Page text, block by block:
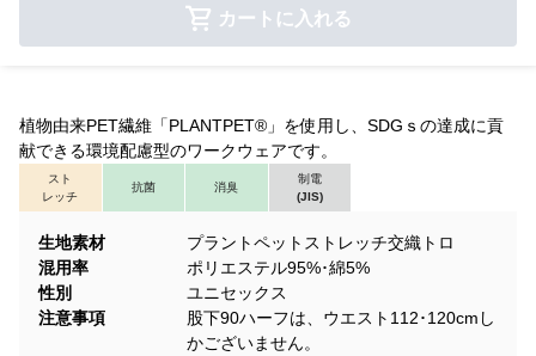
カートに入れる
植物由来PET繊維「PLANTPET®」を使用し、SDGｓの達成に貢
献できる環境配慮型のワークウェアです。
スト
レッチ
抗菌 消臭
制電
(JIS)
生地素材
プラントペットストレッチ交織トロ
混用率
ポリエステル95%･綿5%
性別
ユニセックス
注意事項
股下90ハーフは、ウエスト112･120cmし
かございません。